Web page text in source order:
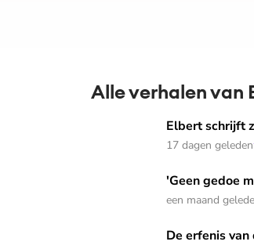
Alle verhalen van
Elbert schrijft zijn laatste
Elbert schrijft
17 dagen geleden
'Geen gedoe met een
'Geen gedoe
een maand
De erfenis van de vader
De erfenis